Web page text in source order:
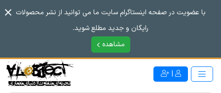
با عضویت در صفحه اینستاگرام سایت ما می توانید از نشر محصولات
رایگان و جدید مطلع شوید.
مشاهده
|